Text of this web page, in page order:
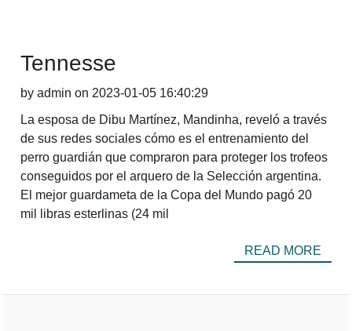
Tennesse
by admin on 2023-01-05 16:40:29
La esposa de Dibu Martínez, Mandinha, reveló a través
de sus redes sociales cómo es el entrenamiento del
perro guardián que compraron para proteger los trofeos
conseguidos por el arquero de la Selección argentina.
El mejor guardameta de la Copa del Mundo pagó 20
mil libras esterlinas (24 mil
READ MORE